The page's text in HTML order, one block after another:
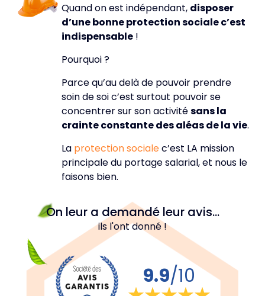
Quand on est indépendant, disposer
d’une bonne protection sociale c’est
indispensable !
Pourquoi ?
Parce qu’au delà de pouvoir prendre
soin de soi c’est surtout pouvoir se
concentrer sur son activitésans la
crainte constante des aléas de la vie.
La protection socialec’est LA mission
principale du portage salarial, et nous le
faisons bien.
On leur a demandé leur avis...
ils l'ont donné !
9.9/10